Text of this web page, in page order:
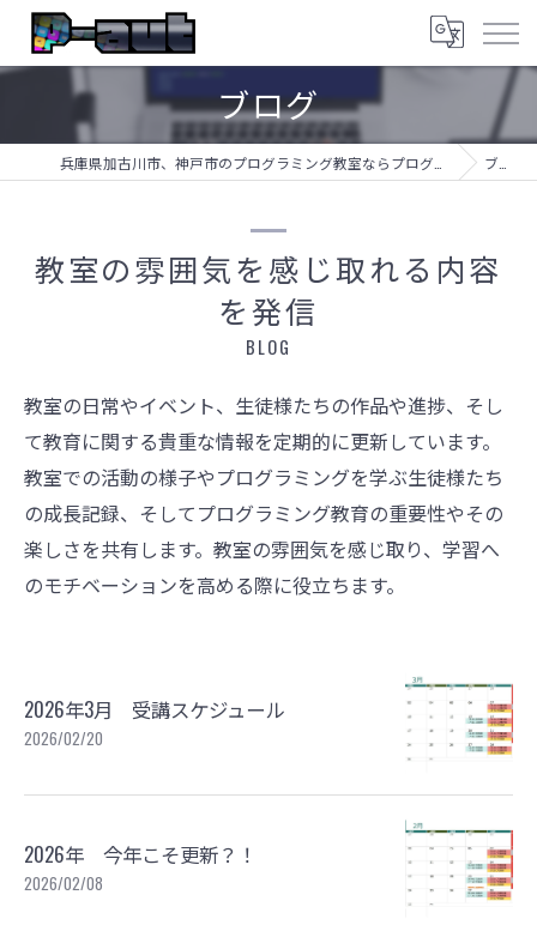
ブログ
ブログ
教室の雰囲気を感じ取れる内容
を発信
BLOG
教室の日常やイベント、生徒様たちの作品や進捗、そし
て教育に関する貴重な情報を定期的に更新しています。
教室での活動の様子やプログラミングを学ぶ生徒様たち
の成長記録、そしてプログラミング教育の重要性やその
楽しさを共有します。教室の雰囲気を感じ取り、学習へ
のモチベーションを高める際に役立ちます。
2026年3月 受講スケジュール
2026/02/20
2026年 今年こそ更新？！
2026/02/08